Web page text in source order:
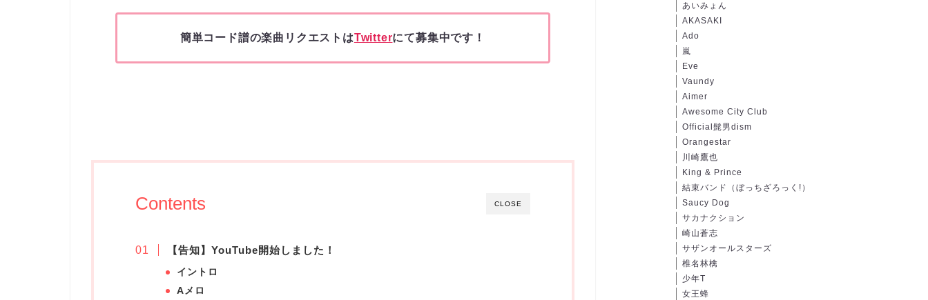
簡単コード譜の楽曲リクエストはTwitterにて募集中です！
CLOSE
Contents
【告知】YouTube開始しました！
イントロ
Aメロ
あいみょん
AKASAKI
Ado
嵐
Eve
Vaundy
Aimer
Awesome City Club
Official髭男dism
Orangestar
川崎鷹也
King & Prince
結束バンド（ぼっちざろっく!）
Saucy Dog
サカナクション
崎山蒼志
サザンオールスターズ
椎名林檎
少年T
女王蜂